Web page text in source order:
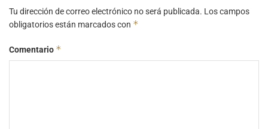
Tu dirección de correo electrónico no será publicada. Los campos
obligatorios están marcados con *
Comentario *